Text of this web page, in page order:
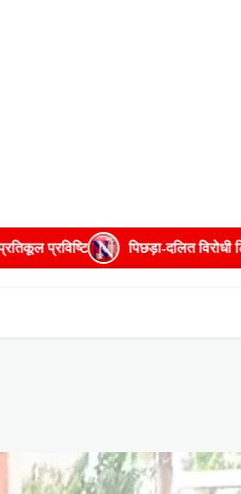
दलित विरोधी टिप्पणियों पर सुभासपा ने